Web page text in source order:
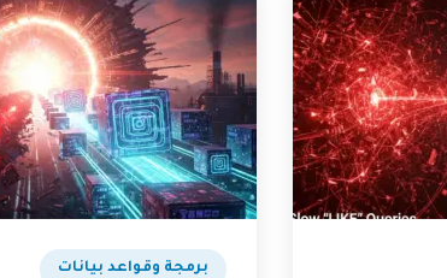
برمجة وقواعد بيانات